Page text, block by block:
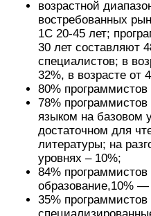
возрастной
востребованных
1С 20-45 лет;
30 лет составляют
специалистов; в
32%, в возрасте от
80%
78%
языком на базовом
достаточном для
литературы; на
уровнях – 10%;
84%
образование,10%
35%